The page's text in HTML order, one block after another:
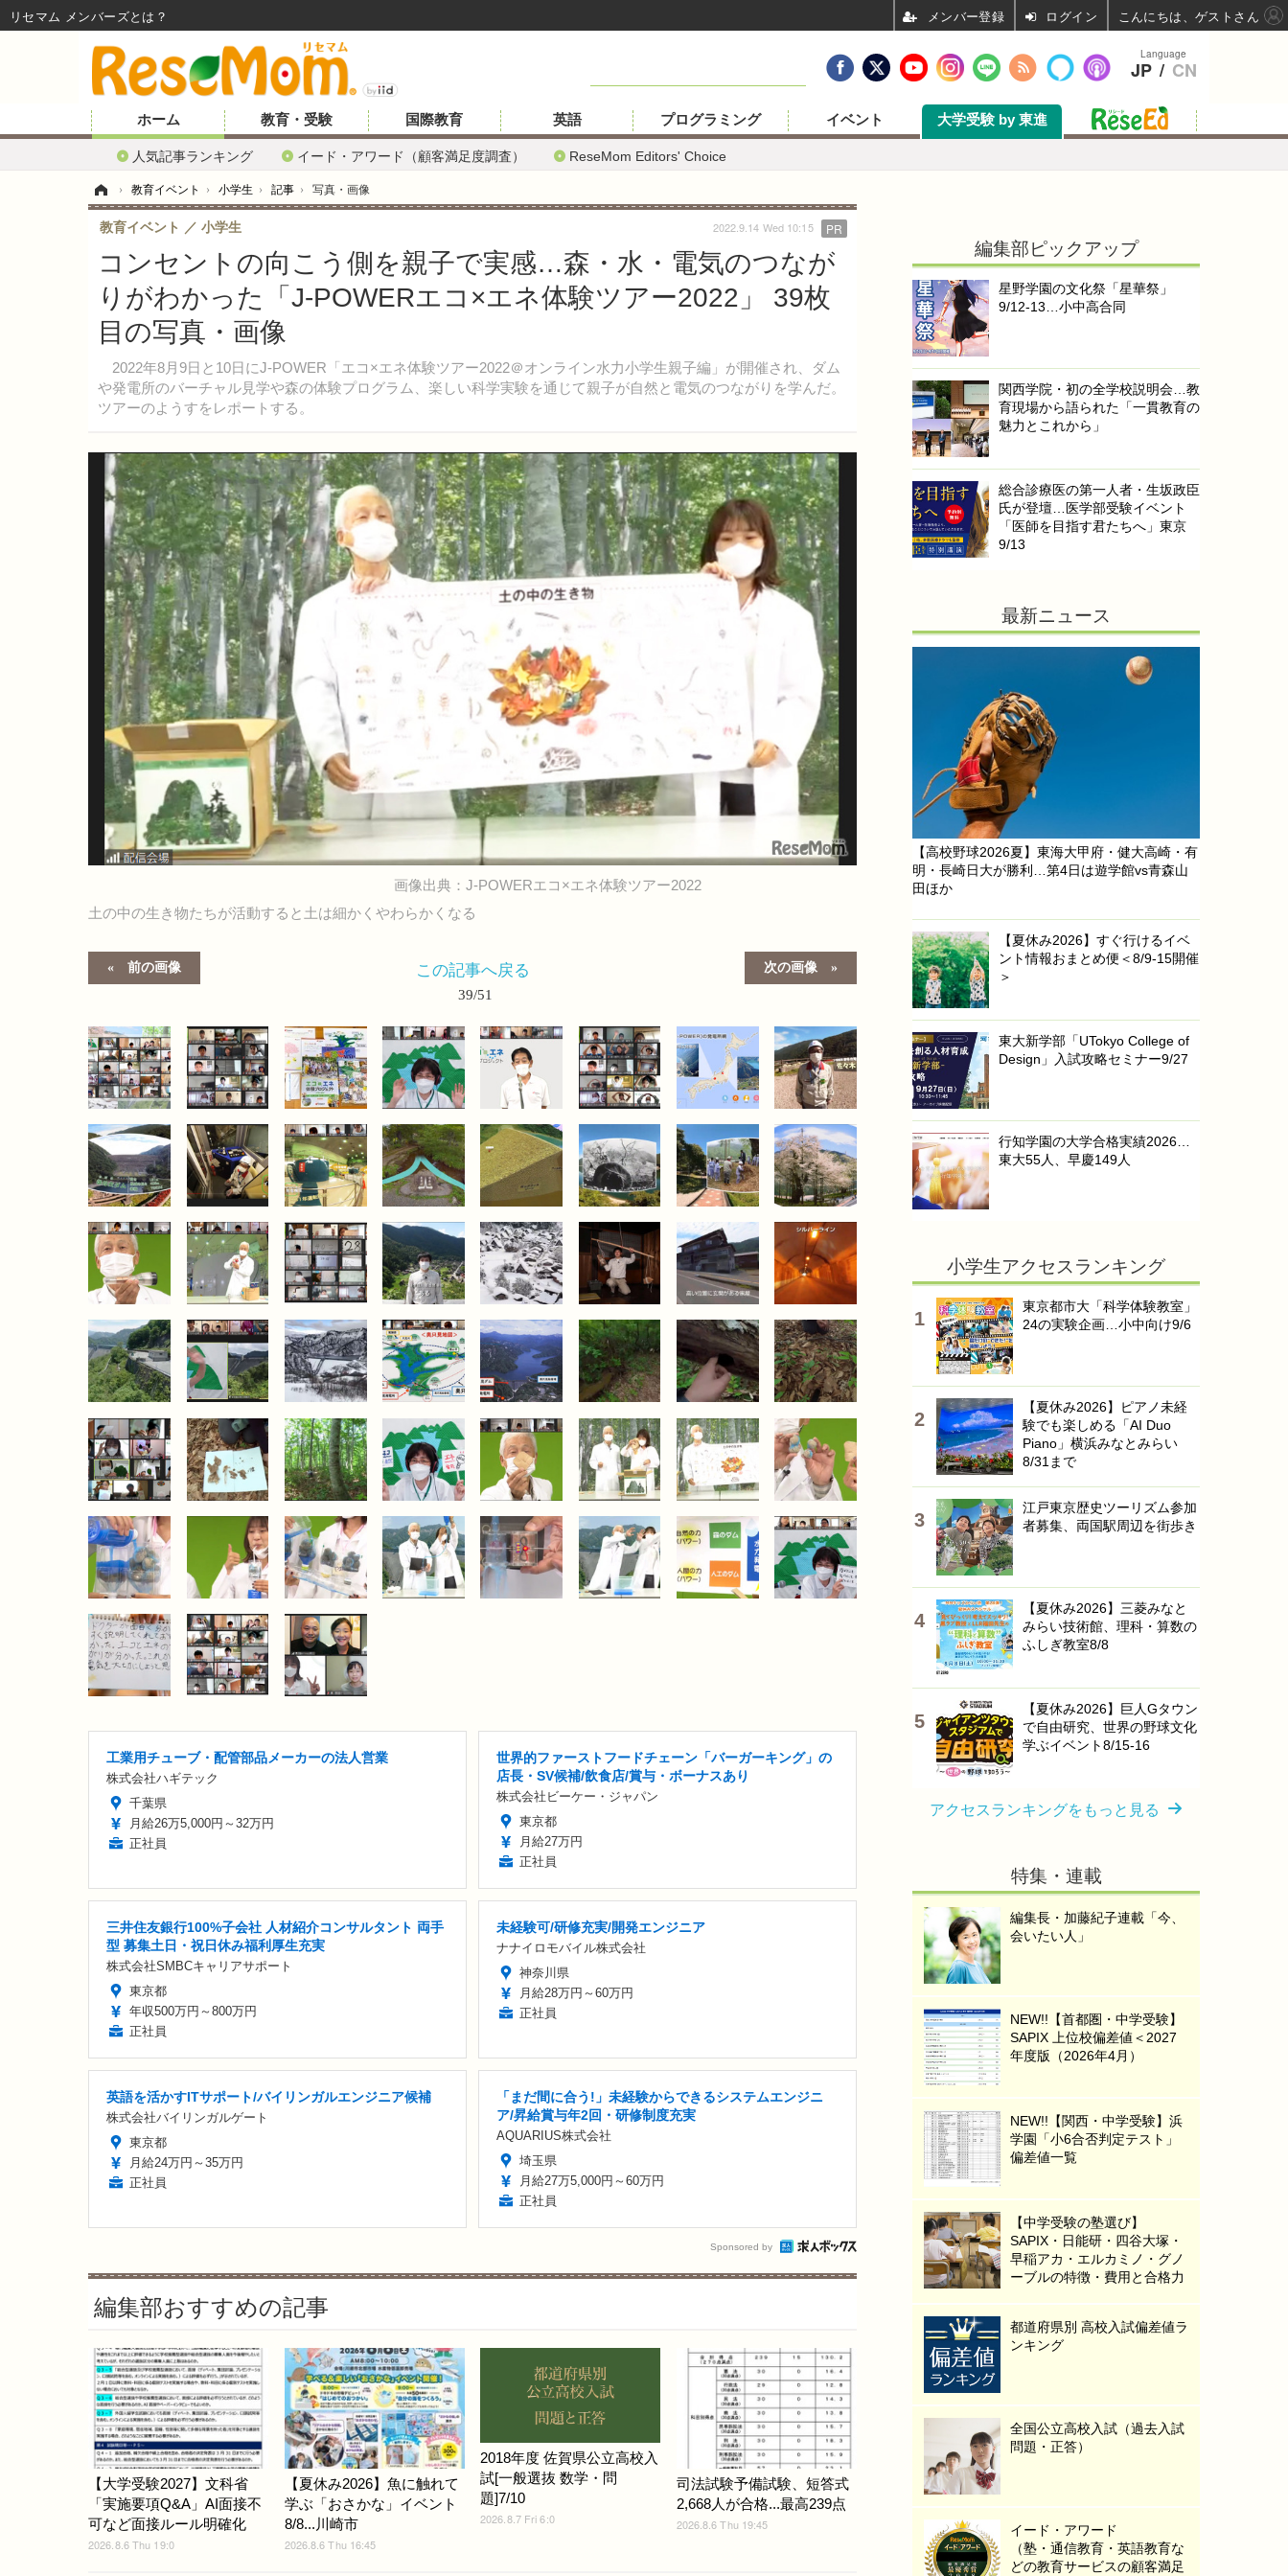
ホーム
人気記事ランキング イード・アワード（顧客満足度調査） ReseMom Editors' Choice
教育・受験 国際教育 英語 プログラミング イベント 大学受験 by 東進
› 教育イベント › 小学生 › 記事 › 写真・画像
コンセントの向こう側を親子で実感…森・水・電気のつなが
りがわかった「J-POWERエコ×エネ体験ツアー2022」 39枚
目の写真・画像
2022年8月9日と10日にJ-POWER「エコ×エネ体験ツアー2022＠オンライン水力小学生親子編」が開催され、ダム
や発電所のバーチャル見学や森の体験プログラム、楽しい科学実験を通じて親子が自然と電気のつながりを学んだ。
ツアーのようすをレポートする。
教育イベント 小学生 2022.9.14 Wed 10:15 PR
画像出典：J-POWERエコ×エネ体験ツアー2022
土の中の生き物たちが活動すると土は細かくやわらかくなる
前の画像 次の画像
この記事へ戻る
39/51
工業用チューブ・配管部品メーカーの法人営業
株式会社ハギテック
千葉県
月給26万5,000円～32万円
正社員
世界的ファーストフードチェーン「バーガーキング」の
店長・SV候補/飲食店/賞与・ボーナスあり
株式会社ビーケー・ジャパン
東京都
月給27万円
正社員
三井住友銀行100%子会社 人材紹介コンサルタント 両手
型 募集土日・祝日休み福利厚生充実
株式会社SMBCキャリアサポート
東京都
年収500万円～800万円
正社員
未経験可/研修充実/開発エンジニア
ナナイロモバイル株式会社
神奈川県
月給28万円～60万円
正社員
英語を活かすITサポート/バイリンガルエンジニア候補
株式会社バイリンガルゲート
東京都
月給24万円～35万円
正社員
「まだ間に合う!」未経験からできるシステムエンジニ
ア/昇給賞与年2回・研修制度充実
AQUARIUS株式会社
埼玉県
月給27万5,000円～60万円
正社員
Sponsored by
編集部おすすめの記事
【大学受験2027】文科省
「実施要項Q&A」AI面接不
可など面接ルール明確化
2026.8.6 Thu 19:0
【夏休み2026】魚に触れて
学ぶ「おさかな」イベント
8/8...川崎市
2026.8.6 Thu 16:45
2018年度 佐賀県公立高校入
試[一般選抜 数学・問
題]7/10
2026.8.7 Fri 6:0
司法試験予備試験、短答式
2,668人が合格...最高239点
2026.8.6 Thu 19:45
編集部ピックアップ
星野学園の文化祭「星華祭」
9/12-13…小中高合同
関西学院・初の全学校説明会…教
育現場から語られた「一貫教育の
魅力とこれから」
総合診療医の第一人者・生坂政臣
氏が登壇…医学部受験イベント
「医師を目指す君たちへ」東京
9/13
最新ニュース
【高校野球2026夏】東海大甲府・健大高崎・有
明・長崎日大が勝利…第4日は遊学館vs青森山
田ほか
【夏休み2026】すぐ行けるイベ
ント情報おまとめ便＜8/9-15開催
＞
東大新学部「UTokyo College of
Design」入試攻略セミナー9/27
行知学園の大学合格実績2026…
東大55人、早慶149人
小学生アクセスランキング
東京都市大「科学体験教室」
24の実験企画…小中向け9/6
【夏休み2026】ピアノ未経
験でも楽しめる「AI Duo
Piano」横浜みなとみらい
8/31まで
江戸東京歴史ツーリズム参加
者募集、両国駅周辺を街歩き
【夏休み2026】三菱みなと
みらい技術館、理科・算数の
ふしぎ教室8/8
【夏休み2026】巨人Gタウン
で自由研究、世界の野球文化
学ぶイベント8/15-16
アクセスランキングをもっと見る
特集・連載
編集長・加藤紀子連載「今、
会いたい人」
NEW!!【首都圏・中学受験】
SAPIX 上位校偏差値＜2027
年度版（2026年4月）
NEW!!【関西・中学受験】浜
学園「小6合否判定テスト」
偏差値一覧
【中学受験の塾選び】
SAPIX・日能研・四谷大塚・
早稲アカ・エルカミノ・グノ
ーブルの特徴・費用と合格力
都道府県別 高校入試偏差値ラ
ンキング
全国公立高校入試（過去入試
問題・正答）
イード・アワード
（塾・通信教育・英語教育な
どの教育サービスの顧客満足
Language
JP / CN
リセマム メンバーズ ログイン こんにちは、ゲストさん